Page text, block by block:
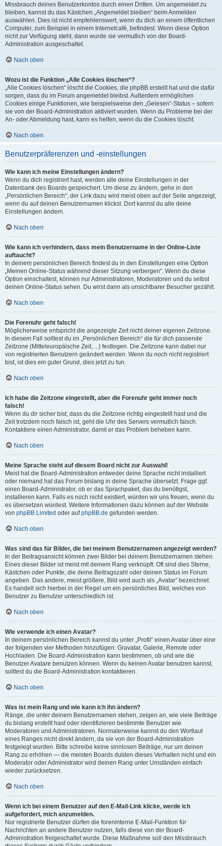
Missbrauch deines Benutzerkontos durch einen Dritten. Um angemeldet zu
bleiben, kannst du das Kästchen „Angemeldet bleiben“ beim Anmelden
auswählen. Dies ist nicht empfehlenswert, wenn du dich an einem öffentlichen
Computer, zum Beispiel in einem Internetcafé, befindest. Wenn diese Option
nicht zur Verfügung steht, dann wurde sie vermutlich von der Board-
Administration ausgeschaltet.
Nach oben
Wozu ist die Funktion „Alle Cookies löschen“?
„Alle Cookies löschen“ löscht die Cookies, die phpBB erstellt hat und die dafür
sorgen, dass du im Forum angemeldet bleibst. Außerdem ermöglichen
Cookies einige Funktionen, wie beispielsweise den „Gelesen“-Status – sofern
sie von der Board-Administration aktiviert wurden. Wenn du Probleme bei der
An- oder Abmeldung hast, kann es helfen, wenn du die Cookies löscht.
Nach oben
Benutzerpräferenzen und -einstellungen
Wie kann ich meine Einstellungen ändern?
Wenn du dich registriert hast, werden alle deine Einstellungen in der
Datenbank des Boards gespeichert. Um diese zu ändern, gehe in den
„Persönlichen Bereich“; der Link dazu wird meist oben auf der Seite angezeigt,
wenn du auf deinen Benutzernamen klickst. Dort kannst du alle deine
Einstellungen ändern.
Nach oben
Wie kann ich verhindern, dass mein Benutzername in der Online-Liste
auftaucht?
In deinem persönlichen Bereich findest du in den Einstellungen eine Option
„Meinen Online-Status während dieser Sitzung verbergen“. Wenn du diese
Option einschaltest, können nur Administratoren, Moderatoren und du selbst
deinen Online-Status sehen. Du wirst dann als unsichtbarer Besucher gezählt.
Nach oben
Die Forenuhr geht falsch!
Möglicherweise entspricht die angezeigte Zeit nicht deiner eigenen Zeitzone.
In diesem Fall solltest du im „Persönlichen Bereich“ die für dich passende
Zeitzone (Mitteleuropäische Zeit, ...) festlegen. Die Zeitzone kann dabei nur
von registrierten Benutzern geändert werden. Wenn du noch nicht registriert
bist, ist dies ein guter Grund, dies jetzt zu tun.
Nach oben
Ich habe die Zeitzone eingestellt, aber die Forenuhr geht immer noch
falsch!
Wenn du dir sicher bist, dass du die Zeitzone richtig eingestellt hast und die
Zeit trotzdem noch falsch ist, geht die Uhr des Servers vermutlich falsch.
Kontaktiere einen Administrator, damit er das Problem beheben kann.
Nach oben
Meine Sprache steht auf diesem Board nicht zur Auswahl!
Meist hat die Board-Administration entweder deine Sprache nicht installiert
oder niemand hat das Forum bislang in deine Sprache übersetzt. Frage ggf.
einen Board-Administrator, ob er das Sprachpaket, das du benötigst,
installieren kann. Falls es noch nicht existiert, würden wir uns freuen, wenn du
es übersetzen würdest. Weitere Informationen dazu können auf der Website
von phpBB Limited oder aufphpBB.de gefunden werden.
Nach oben
Was sind das für Bilder, die bei meinem Benutzernamen angezeigt werden?
In der Beitragsansicht können zwei Bilder bei deinem Benutzernamen stehen.
Eines dieser Bilder ist meist mit deinem Rang verknüpft: Oft sind dies Sterne,
Kästchen oder Punkte, die deine Beitragszahl oder deinen Status im Forum
angeben. Das andere, meist größere, Bild wird auch als „Avatar“ bezeichnet.
Es handelt sich hierbei in der Regel um ein persönliches Bild, welches von
Benutzer zu Benutzer unterschiedlich ist.
Nach oben
Wie verwende ich einen Avatar?
In deinem persönlichen Bereich kannst du unter „Profil“ einen Avatar über eine
der folgenden vier Methoden hinzufügen: Gravatar, Galerie, Remote oder
Hochladen. Die Board-Administration kann bestimmen, ob und wie die
Benutzer Avatare benutzen können. Wenn du keinen Avatar benutzen kannst,
solltest du die Board-Administration kontaktieren.
Nach oben
Was ist mein Rang und wie kann ich ihn ändern?
Ränge, die unter deinem Benutzernamen stehen, zeigen an, wie viele Beiträge
du bislang erstellt hast oder identifizieren bestimmte Benutzer wie
Moderatoren und Administratoren. Normalerweise kannst du den Wortlaut
eines Ranges nicht direkt ändern, da sie von der Board-Administration
festgelegt wurden. Bitte schreibe keine sinnlosen Beiträge, nur um deinen
Rang zu erhöhen — die meisten Boards dulden dieses Verhalten nicht und ein
Moderator oder Administrator wird deinen Rang unter Umständen einfach
wieder zurücksetzen.
Nach oben
Wenn ich bei einem Benutzer auf den E-Mail-Link klicke, werde ich
aufgefordert, mich anzumelden.
Nur registrierte Benutzer dürfen die foreninterne E-Mail-Funktion für
Nachrichten an andere Benutzer nutzen, falls diese von der Board-
Administration freigeschaltet wurde. Diese Maßnahme soll den Missbrauch